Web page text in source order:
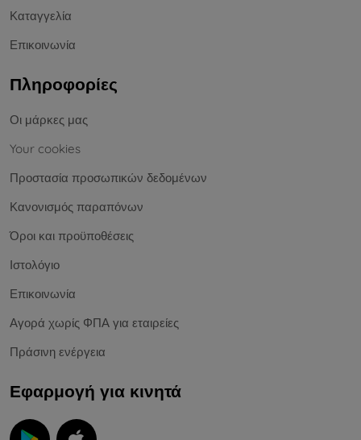
Καταγγελία
Επικοινωνία
Πληροφορίες
Οι μάρκες μας
Your cookies
Προστασία προσωπικών δεδομένων
Κανονισμός παραπόνων
Όροι και προϋποθέσεις
Ιστολόγιο
Επικοινωνία
Αγορά χωρίς ΦΠΑ για εταιρείες
Πράσινη ενέργεια
Εφαρμογή για κινητά